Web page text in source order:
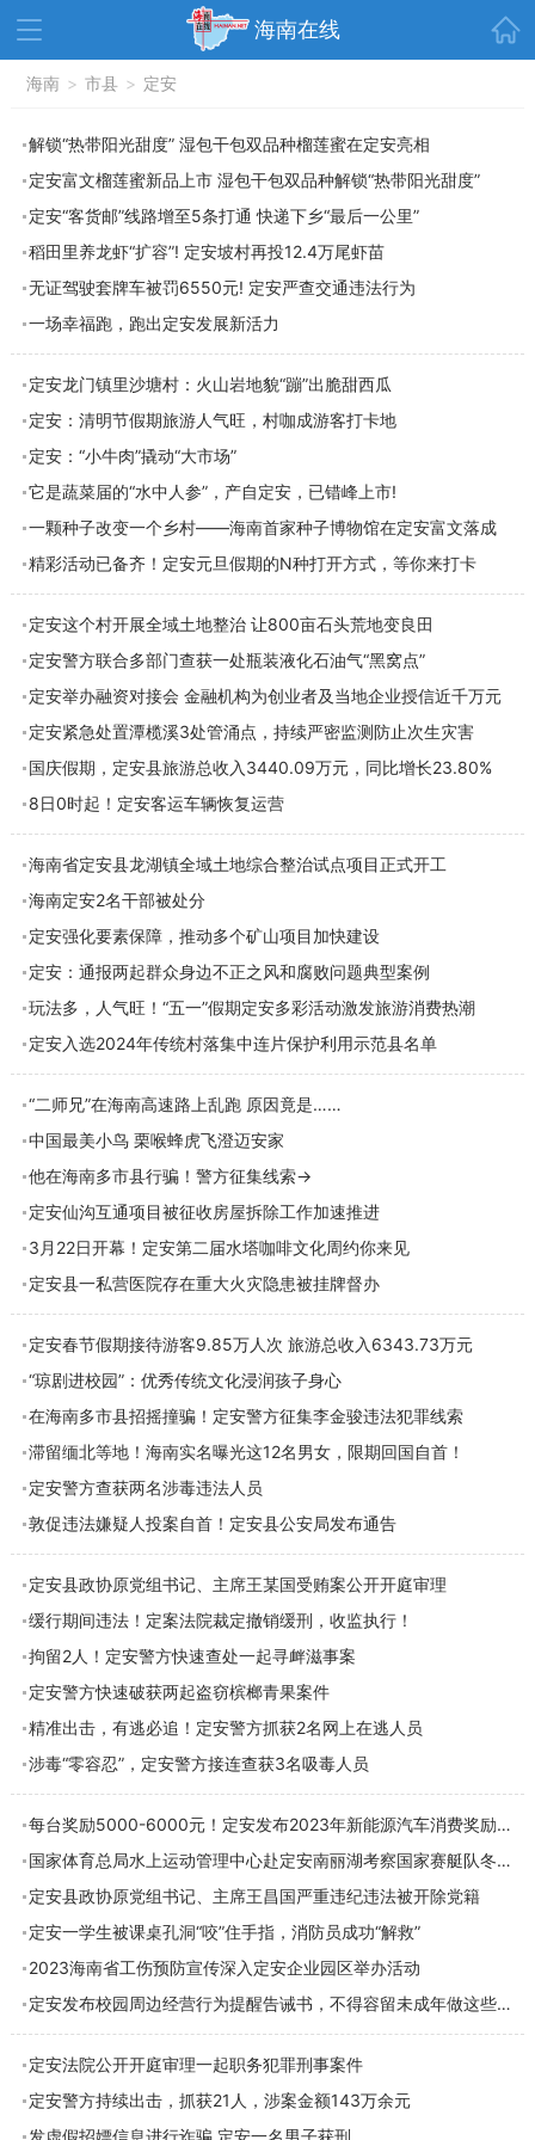
海南在线
资讯中心 热点
消费
教育 健康 房产
家装 交通 美食
生活 演出 活动
展会 走读海南 周末去哪儿
人才在线 天涯企服
海南 > 市县 > 定安
解锁“热带阳光甜度” 湿包干包双品种榴莲蜜在定安亮相
定安富文榴莲蜜新品上市 湿包干包双品种解锁“热带阳光甜度”
定安“客货邮”线路增至5条打通 快递下乡“最后一公里”
稻田里养龙虾“扩容”! 定安坡村再投12.4万尾虾苗
无证驾驶套牌车被罚6550元! 定安严查交通违法行为
一场幸福跑，跑出定安发展新活力
定安龙门镇里沙塘村：火山岩地貌“蹦”出脆甜西瓜
定安：清明节假期旅游人气旺，村咖成游客打卡地
定安：“小牛肉”撬动“大市场”
它是蔬菜届的“水中人参”，产自定安，已错峰上市!
一颗种子改变一个乡村——海南首家种子博物馆在定安富文落成
精彩活动已备齐！定安元旦假期的N种打开方式，等你来打卡
定安这个村开展全域土地整治 让800亩石头荒地变良田
定安警方联合多部门查获一处瓶装液化石油气“黑窝点”
定安举办融资对接会 金融机构为创业者及当地企业授信近千万元
定安紧急处置潭榄溪3处管涌点，持续严密监测防止次生灾害
国庆假期，定安县旅游总收入3440.09万元，同比增长23.80%
8日0时起！定安客运车辆恢复运营
海南省定安县龙湖镇全域土地综合整治试点项目正式开工
海南定安2名干部被处分
定安强化要素保障，推动多个矿山项目加快建设
定安：通报两起群众身边不正之风和腐败问题典型案例
玩法多，人气旺！“五一”假期定安多彩活动激发旅游消费热潮
定安入选2024年传统村落集中连片保护利用示范县名单
“二师兄”在海南高速路上乱跑 原因竟是……
中国最美小鸟 栗喉蜂虎飞澄迈安家
他在海南多市县行骗！警方征集线索→
定安仙沟互通项目被征收房屋拆除工作加速推进
3月22日开幕！定安第二届水塔咖啡文化周约你来见
定安县一私营医院存在重大火灾隐患被挂牌督办
定安春节假期接待游客9.85万人次 旅游总收入6343.73万元
“琼剧进校园”：优秀传统文化浸润孩子身心
在海南多市县招摇撞骗！定安警方征集李金骏违法犯罪线索
滞留缅北等地！海南实名曝光这12名男女，限期回国自首！
定安警方查获两名涉毒违法人员
敦促违法嫌疑人投案自首！定安县公安局发布通告
定安县政协原党组书记、主席王某国受贿案公开开庭审理
缓行期间违法！定案法院裁定撤销缓刑，收监执行！
拘留2人！定安警方快速查处一起寻衅滋事案
定安警方快速破获两起盗窃槟榔青果案件
精准出击，有逃必追！定安警方抓获2名网上在逃人员
涉毒“零容忍”，定安警方接连查获3名吸毒人员
每台奖励5000-6000元！定安发布2023年新能源汽车消费奖励措施
国家体育总局水上运动管理中心赴定安南丽湖考察国家赛艇队冬训场地
定安县政协原党组书记、主席王昌国严重违纪违法被开除党籍
定安一学生被课桌孔洞“咬”住手指，消防员成功“解救”
2023海南省工伤预防宣传深入定安企业园区举办活动
定安发布校园周边经营行为提醒告诫书，不得容留未成年做这些事→
定安法院公开开庭审理一起职务犯罪刑事案件
定安警方持续出击，抓获21人，涉案金额143万余元
发虚假招嫖信息进行诈骗 定安一名男子获刑